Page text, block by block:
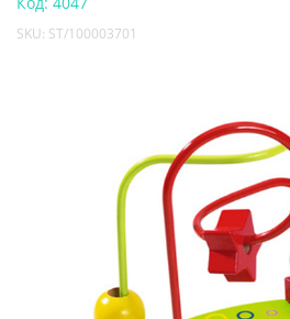
SKU: ST/100003701